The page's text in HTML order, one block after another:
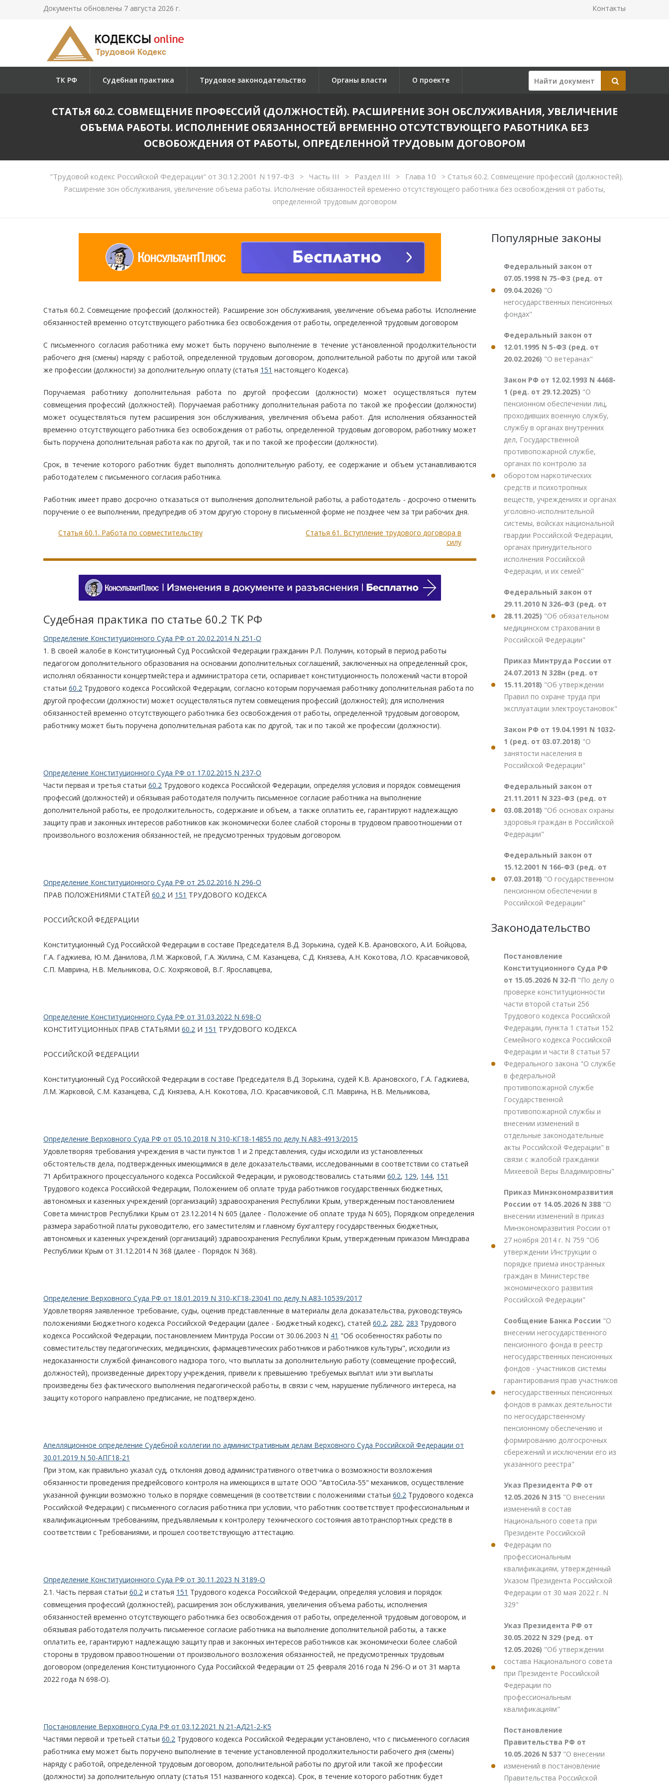
Документы обновлены 7 августа 2026 г. Контакты
ТК РФ Судебная практика Трудовое законодательство Органы власти О проекте
СТАТЬЯ 60.2. СОВМЕЩЕНИЕ ПРОФЕССИЙ (ДОЛЖНОСТЕЙ). РАСШИРЕНИЕ ЗОН ОБСЛУЖИВАНИЯ, УВЕЛИЧЕНИЕ
ОБЪЕМА РАБОТЫ. ИСПОЛНЕНИЕ ОБЯЗАННОСТЕЙ ВРЕМЕННО ОТСУТСТВУЮЩЕГО РАБОТНИКА БЕЗ
ОСВОБОЖДЕНИЯ ОТ РАБОТЫ, ОПРЕДЕЛЕННОЙ ТРУДОВЫМ ДОГОВОРОМ
"Трудовой кодекс Российской Федерации" от 30.12.2001 N 197-ФЗ > Часть III > Раздел III > Глава 10 >Статья 60.2. Совмещение профессий (должностей).
Расширение зон обслуживания, увеличение объема работы. Исполнение обязанностей временно отсутствующего работника без освобождения от работы,
определенной трудовым договором
Статья 60.2. Совмещение профессий (должностей). Расширение зон обслуживания, увеличение объема работы. Исполнение
обязанностей временно отсутствующего работника без освобождения от работы, определенной трудовым договором
С письменного согласия работника ему может быть поручено выполнение в течение установленной продолжительности
рабочего дня (смены) наряду с работой, определенной трудовым договором, дополнительной работы по другой или такой
же профессии (должности) за дополнительную оплату (статья 151 настоящего Кодекса).
Поручаемая работнику дополнительная работа по другой профессии (должности) может осуществляться путем
совмещения профессий (должностей). Поручаемая работнику дополнительная работа по такой же профессии (должности)
может осуществляться путем расширения зон обслуживания, увеличения объема работ. Для исполнения обязанностей
временно отсутствующего работника без освобождения от работы, определенной трудовым договором, работнику может
быть поручена дополнительная работа как по другой, так и по такой же профессии (должности).
Срок, в течение которого работник будет выполнять дополнительную работу, ее содержание и объем устанавливаются
работодателем с письменного согласия работника.
Работник имеет право досрочно отказаться от выполнения дополнительной работы, а работодатель - досрочно отменить
поручение о ее выполнении, предупредив об этом другую сторону в письменной форме не позднее чем за три рабочих дня.
Статья 60.1. Работа по совместительству
Статья 61. Вступление трудового договора в
силу
Судебная практика по статье 60.2 TК РФ
Определение Конституционного Суда РФ от 20.02.2014 N 251-О
1. В своей жалобе в Конституционный Суд Российской Федерации гражданин Р.Л. Полунин, который в период работы
педагогом дополнительного образования на основании дополнительных соглашений, заключенных на определенный срок,
исполнял обязанности концертмейстера и администратора сети, оспаривает конституционность положений части второй
статьи 60.2 Трудового кодекса Российской Федерации, согласно которым поручаемая работнику дополнительная работа по
другой профессии (должности) может осуществляться путем совмещения профессий (должностей); для исполнения
обязанностей временно отсутствующего работника без освобождения от работы, определенной трудовым договором,
работнику может быть поручена дополнительная работа как по другой, так и по такой же профессии (должности).
Определение Конституционного Суда РФ от 17.02.2015 N 237-О
Части первая и третья статьи 60.2 Трудового кодекса Российской Федерации, определяя условия и порядок совмещения
профессий (должностей) и обязывая работодателя получить письменное согласие работника на выполнение
дополнительной работы, ее продолжительность, содержание и объем, а также оплатить ее, гарантируют надлежащую
защиту прав и законных интересов работников как экономически более слабой стороны в трудовом правоотношении от
произвольного возложения обязанностей, не предусмотренных трудовым договором.
Определение Конституционного Суда РФ от 25.02.2016 N 296-О
ПРАВ ПОЛОЖЕНИЯМИ СТАТЕЙ 60.2 И 151 ТРУДОВОГО КОДЕКСА
РОССИЙСКОЙ ФЕДЕРАЦИИ
Конституционный Суд Российской Федерации в составе Председателя В.Д. Зорькина, судей К.В. Арановского, А.И. Бойцова,
Г.А. Гаджиева, Ю.М. Данилова, Л.М. Жарковой, Г.А. Жилина, С.М. Казанцева, С.Д. Князева, А.Н. Кокотова, Л.О. Красавчиковой,
С.П. Маврина, Н.В. Мельникова, О.С. Хохряковой, В.Г. Ярославцева,
Определение Конституционного Суда РФ от 31.03.2022 N 698-О
КОНСТИТУЦИОННЫХ ПРАВ СТАТЬЯМИ 60.2 И 151 ТРУДОВОГО КОДЕКСА
РОССИЙСКОЙ ФЕДЕРАЦИИ
Конституционный Суд Российской Федерации в составе Председателя В.Д. Зорькина, судей К.В. Арановского, Г.А. Гаджиева,
Л.М. Жарковой, С.М. Казанцева, С.Д. Князева, А.Н. Кокотова, Л.О. Красавчиковой, С.П. Маврина, Н.В. Мельникова,
Определение Верховного Суда РФ от 05.10.2018 N 310-КГ18-14855 по делу N А83-4913/2015
Удовлетворяя требования учреждения в части пунктов 1 и 2 представления, суды исходили из установленных
обстоятельств дела, подтвержденных имеющимися в деле доказательствами, исследованными в соответствии со статьей
71 Арбитражного процессуального кодекса Российской Федерации, и руководствовались статьями 60.2, 129, 144, 151
Трудового кодекса Российской Федерации, Положением об оплате труда работников государственных бюджетных,
автономных и казенных учреждений (организаций) здравоохранения Республики Крым, утвержденным постановлением
Совета министров Республики Крым от 23.12.2014 N 605 (далее - Положение об оплате труда N 605), Порядком определения
размера заработной платы руководителю, его заместителям и главному бухгалтеру государственных бюджетных,
автономных и казенных учреждений (организаций) здравоохранения Республики Крым, утвержденным приказом Минздрава
Республики Крым от 31.12.2014 N 368 (далее - Порядок N 368).
Определение Верховного Суда РФ от 18.01.2019 N 310-КГ18-23041 по делу N А83-10539/2017
Удовлетворяя заявленное требование, суды, оценив представленные в материалы дела доказательства, руководствуясь
положениями Бюджетного кодекса Российской Федерации (далее - Бюджетный кодекс), статей 60.2, 282, 283 Трудового
кодекса Российской Федерации, постановлением Минтруда России от 30.06.2003 N 41 "Об особенностях работы по
совместительству педагогических, медицинских, фармацевтических работников и работников культуры", исходили из
недоказанности службой финансового надзора того, что выплаты за дополнительную работу (совмещение профессий,
должностей), произведенные директору учреждения, привели к превышению требуемых выплат или эти выплаты
произведены без фактического выполнения педагогической работы, в связи с чем, нарушение публичного интереса, на
защиту которого направлено предписание, не подтверждено.
Апелляционное определение Судебной коллегии по административным делам Верховного Суда Российской Федерации от
30.01.2019 N 50-АПГ18-21
При этом, как правильно указал суд, отклоняя довод административного ответчика о возможности возложения
обязанности проведения предрейсового контроля на имеющихся в штате ООО "АвтоСила-55" механиков, осуществление
указанной функции возможно только в порядке совмещения (в соответствии с положениями статьи 60.2 Трудового кодекса
Российской Федерации) с письменного согласия работника при условии, что работник соответствует профессиональным и
квалификационным требованиям, предъявляемым к контролеру технического состояния автотранспортных средств в
соответствии с Требованиями, и прошел соответствующую аттестацию.
Определение Конституционного Суда РФ от 30.11.2023 N 3189-О
2.1. Часть первая статьи 60.2 и статья 151 Трудового кодекса Российской Федерации, определяя условия и порядок
совмещения профессий (должностей), расширения зон обслуживания, увеличения объема работы, исполнения
обязанностей временно отсутствующего работника без освобождения от работы, определенной трудовым договором, и
обязывая работодателя получить письменное согласие работника на выполнение дополнительной работы, а также
оплатить ее, гарантируют надлежащую защиту прав и законных интересов работников как экономически более слабой
стороны в трудовом правоотношении от произвольного возложения обязанностей, не предусмотренных трудовым
договором (определения Конституционного Суда Российской Федерации от 25 февраля 2016 года N 296-О и от 31 марта
2022 года N 698-О).
Постановление Верховного Суда РФ от 03.12.2021 N 21-АД21-2-К5
Частями первой и третьей статьи 60.2 Трудового кодекса Российской Федерации установлено, что с письменного согласия
работника ему может быть поручено выполнение в течение установленной продолжительности рабочего дня (смены)
наряду с работой, определенной трудовым договором, дополнительной работы по другой или такой же профессии
(должности) за дополнительную оплату (статья 151 названного кодекса). Срок, в течение которого работник будет
Популярные законы
Федеральный закон от
07.05.1998 N 75-ФЗ (ред. от
09.04.2026) "О
негосударственных пенсионных
фондах"
Федеральный закон от
12.01.1995 N 5-ФЗ (ред. от
20.02.2026) "О ветеранах"
Закон РФ от 12.02.1993 N 4468-
1 (ред. от 29.12.2025) "О
пенсионном обеспечении лиц,
проходивших военную службу,
службу в органах внутренних
дел, Государственной
противопожарной службе,
органах по контролю за
оборотом наркотических
средств и психотропных
веществ, учреждениях и органах
уголовно-исполнительной
системы, войсках национальной
гвардии Российской Федерации,
органах принудительного
исполнения Российской
Федерации, и их семей"
Федеральный закон от
29.11.2010 N 326-ФЗ (ред. от
28.11.2025) "Об обязательном
медицинском страховании в
Российской Федерации"
Приказ Минтруда России от
24.07.2013 N 328н (ред. от
15.11.2018) "Об утверждении
Правил по охране труда при
эксплуатации электроустановок"
Закон РФ от 19.04.1991 N 1032-
1 (ред. от 03.07.2018) "О
занятости населения в
Российской Федерации"
Федеральный закон от
21.11.2011 N 323-ФЗ (ред. от
03.08.2018) "Об основах охраны
здоровья граждан в Российской
Федерации"
Федеральный закон от
15.12.2001 N 166-ФЗ (ред. от
07.03.2018) "О государственном
пенсионном обеспечении в
Российской Федерации"
Законодательство
Постановление
Конституционного Суда РФ
от 15.05.2026 N 32-П "По делу о
проверке конституционности
части второй статьи 256
Трудового кодекса Российской
Федерации, пункта 1 статьи 152
Семейного кодекса Российской
Федерации и части 8 статьи 57
Федерального закона "О службе
в федеральной
противопожарной службе
Государственной
противопожарной службы и
внесении изменений в
отдельные законодательные
акты Российской Федерации" в
связи с жалобой гражданки
Михеевой Веры Владимировны"
Приказ Минэкономразвития
России от 14.05.2026 N 388 "О
внесении изменений в приказ
Минэкономразвития России от
27 ноября 2014 г. N 759 "Об
утверждении Инструкции о
порядке приема иностранных
граждан в Министерстве
экономического развития
Российской Федерации"
Сообщение Банка России "О
внесении негосударственного
пенсионного фонда в реестр
негосударственных пенсионных
фондов - участников системы
гарантирования прав участников
негосударственных пенсионных
фондов в рамках деятельности
по негосударственному
пенсионному обеспечению и
формированию долгосрочных
сбережений и исключении его из
указанного реестра"
Указ Президента РФ от
12.05.2026 N 315 "О внесении
изменений в состав
Национального совета при
Президенте Российской
Федерации по
профессиональным
квалификациям, утвержденный
Указом Президента Российской
Федерации от 30 мая 2022 г. N
329"
Указ Президента РФ от
30.05.2022 N 329 (ред. от
12.05.2026) "Об утверждении
состава Национального совета
при Президенте Российской
Федерации по
профессиональным
квалификациям"
Постановление
Правительства РФ от
10.05.2026 N 537 "О внесении
изменений в постановление
Правительства Российской